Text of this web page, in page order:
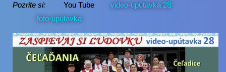
Pozrite si: You Tube video-upútavka 28
foto-upútavka